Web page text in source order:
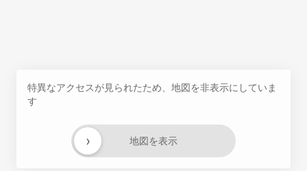
特異なアクセスが見られたため、地図を非表示にしていま
す
地図を表示
›